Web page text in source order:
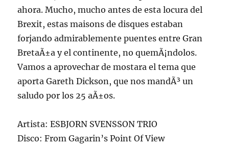
ahora. Mucho, mucho antes de esta locura del
Brexit, estas maisons de disques estaban
forjando admirablemente puentes entre Gran
BretaÃ±a y el continente, no quemÃ¡ndolos.
Vamos a aprovechar de mostara el tema que
aporta Gareth Dickson, que nos mandÃ³ un
saludo por los 25 aÃ±os.
Artista: ESBJORN SVENSSON TRIO
Disco: From Gagarin’s Point Of View